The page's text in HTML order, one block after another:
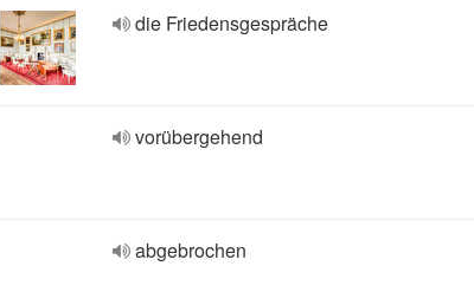
die Friedensgespräche
vorübergehend
abgebrochen